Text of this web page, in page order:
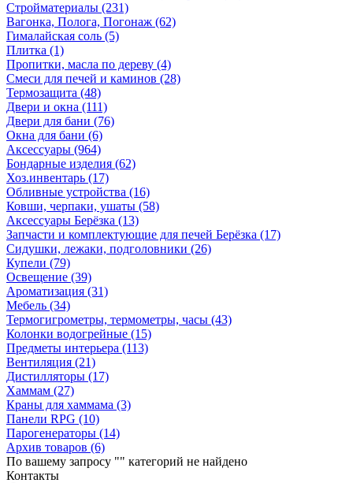
Стройматериалы (231)
Вагонка, Полога, Погонаж (62)
Гималайская соль (5)
Плитка (1)
Пропитки, масла по дереву (4)
Смеси для печей и каминов (28)
Термозащита (48)
Двери и окна (111)
Двери для бани (76)
Окна для бани (6)
Аксессуары (964)
Бондарные изделия (62)
Хоз.инвентарь (17)
Обливные устройства (16)
Ковши, черпаки, ушаты (58)
Аксессуары Берёзка (13)
Запчасти и комплектующие для печей Берёзка (17)
Сидушки, лежаки, подголовники (26)
Купели (79)
Освещение (39)
Ароматизация (31)
Мебель (34)
Термогигрометры, термометры, часы (43)
Колонки водогрейные (15)
Предметы интерьера (113)
Вентиляция (21)
Дистилляторы (17)
Хаммам (27)
Краны для хаммама (3)
Панели RPG (10)
Парогенераторы (14)
Архив товаров (6)
По вашему запросу "" категорий не найдено
Контакты